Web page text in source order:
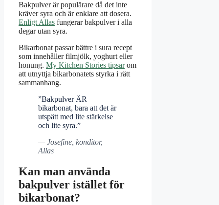
Bakpulver är populärare då det inte
kräver syra och är enklare att dosera.
Enligt Allas fungerar bakpulver i alla
degar utan syra.
Bikarbonat passar bättre i sura recept
som innehåller filmjölk, yoghurt eller
honung. My Kitchen Stories tipsarom
att utnyttja bikarbonatets styrka i rätt
sammanhang.
”Bakpulver ÄR
bikarbonat, bara att det är
utspätt med lite stärkelse
och lite syra.”
— Josefine, konditor,
Allas
Kan man använda
bakpulver istället för
bikarbonat?